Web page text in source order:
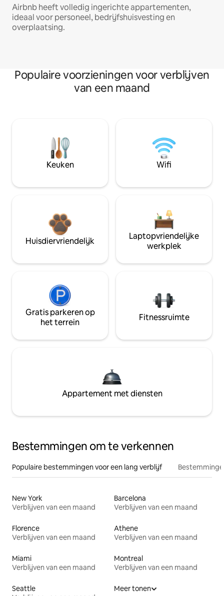
Airbnb heeft volledig ingerichte appartementen,
ideaal voor personeel, bedrijfshuisvesting en
overplaatsing.
Populaire voorzieningen voor verblijven
van een maand
Keuken Wifi
Huisdiervriendelijk
Laptopvriendelijke
werkplek
Gratis parkeren op
het terrein
Fitnessruimte
Appartement met diensten
Bestemmingen om te verkennen
Populaire bestemmingen voor een lang verblijf
New York
Verblijven van een maand
Barcelona
Verblijven van een maand
Florence
Verblijven van een maand
Athene
Verblijven van een maand
Miami
Verblijven van een maand
Montreal
Verblijven van een maand
Seattle
Meer tonen